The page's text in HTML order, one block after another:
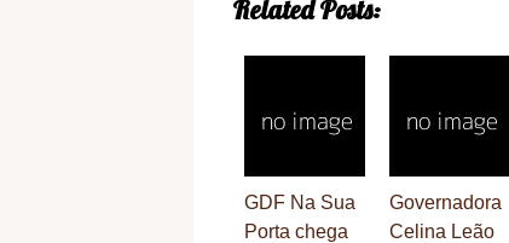
Related Posts:
GDF Na Sua
Porta chega
Governadora
Celina Leão